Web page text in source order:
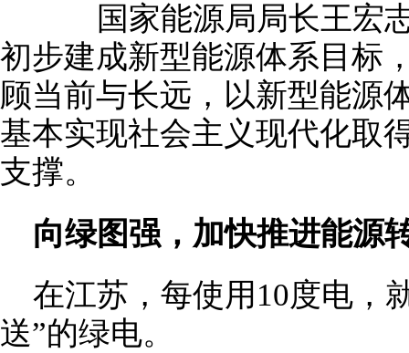
国家能源局局长王宏志
初步建成新型能源体系目标
顾当前与长远，以新型能源
基本实现社会主义现代化取
支撑。
向绿图强，加快推进能源
在江苏，每使用10度电，
送”的绿电。